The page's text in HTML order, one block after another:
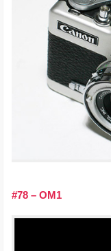
#78 – OM1